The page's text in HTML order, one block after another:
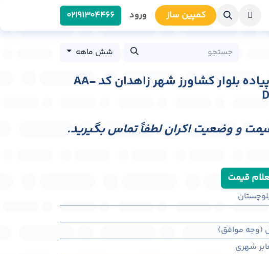
کمپین سا​​ز ورود 0219​1304466
شش ماهه
عرشه پل عابر پیاده بلوار کشاورز شهر زاهدان کد AA-
قیمت و وضعیت اکران لطفاً تماس بگیرید.
قیمت
(وجه موافق)
شهری